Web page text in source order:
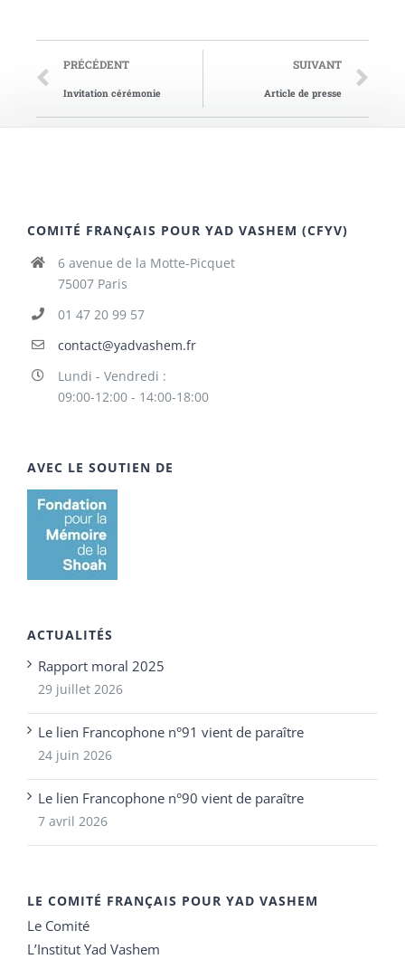
PRÉCÉDENT
Invitation cérémonie
SUIVANT
Article de presse
COMITÉ FRANÇAIS POUR YAD VASHEM (CFYV)
6 avenue de la Motte-Picquet
75007 Paris
01 47 20 99 57
contact@yadvashem.fr
Lundi - Vendredi :
09:00-12:00 - 14:00-18:00
AVEC LE SOUTIEN DE
ACTUALITÉS
Rapport moral 2025
29 juillet 2026
Le lien Francophone n°91 vient de paraître
24 juin 2026
Le lien Francophone n°90 vient de paraître
7 avril 2026
LE COMITÉ FRANÇAIS POUR YAD VASHEM
Le Comité
L’Institut Yad Vashem